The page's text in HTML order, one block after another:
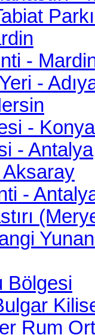
-
-
- Konya
- Antalya
-
Bölgesi
Rum